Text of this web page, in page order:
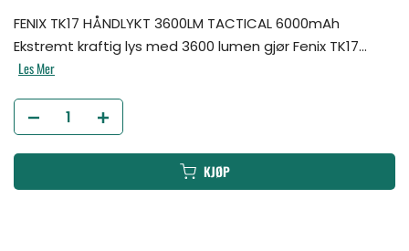
FENIX TK17 HÅNDLYKT 3600LM TACTICAL 6000mAh
Ekstremt kraftig lys med 3600 lumen gjør Fenix TK17...
Les Mer
KJØP